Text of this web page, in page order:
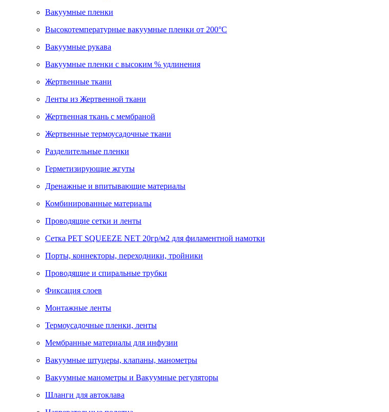
Вакуумные пленки
Высокотемпературные вакуумные пленки от 200°С
Вакуумные рукава
Вакуумные пленки с высоким % удлинения
Жертвенные ткани
Ленты из Жертвенной ткани
Жертвенная ткань с мембраной
Жертвенные термоусадочные ткани
Разделительные пленки
Герметизирующие жгуты
Дренажные и впитывающие материалы
Комбинированные материалы
Проводящие сетки и ленты
Сетка PET SQUEEZE NET 20гр/м2 для филаментной намотки
Порты, коннекторы, переходники, тройники
Проводящие и спиральные трубки
Фиксация слоев
Монтажные ленты
Термоусадочные пленки, ленты
Мембранные материалы для инфузии
Вакуумные штуцеры, клапаны, манометры
Вакуумные манометры и Вакуумные регуляторы
Шланги для автоклава